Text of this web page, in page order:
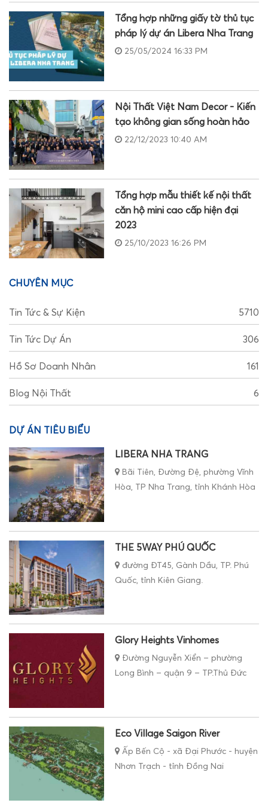
Tổng hợp những giấy tờ thủ tục
pháp lý dự án Libera Nha Trang
25/05/2024 16:33 PM
Nội Thất Việt Nam Decor - Kiến
tạo không gian sống hoàn hảo
22/12/2023 10:40 AM
Tổng hợp mẫu thiết kế nội thất
căn hộ mini cao cấp hiện đại
2023
25/10/2023 16:26 PM
CHUYÊN MỤC
Tin Tức & Sự Kiện 5710
Tin Tức Dự Án 306
Hồ Sơ Doanh Nhân 161
Blog Nội Thất 6
DỰ ÁN TIÊU BIỂU
LIBERA NHA TRANG
Bãi Tiên, Đường Đệ, phường Vĩnh
Hòa, TP Nha Trang, tỉnh Khánh Hòa
THE 5WAY PHÚ QUỐC
đường ĐT45, Gành Dầu, TP. Phú
Quốc, tỉnh Kiên Giang.
Glory Heights Vinhomes
Đường Nguyễn Xiển – phường
Long Bình – quận 9 – TP.Thủ Đức
Eco Village Saigon River
Ấp Bến Cộ - xã Đại Phước - huyện
Nhơn Trạch - tỉnh Đồng Nai